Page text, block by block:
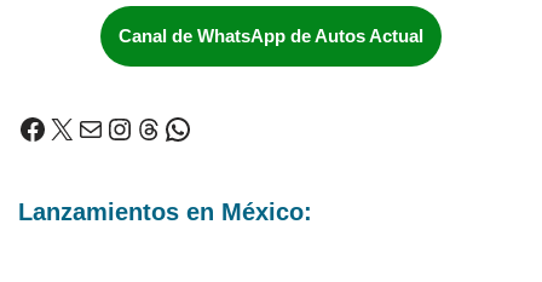
Canal de WhatsApp de Autos Actual
Lanzamientos en México: